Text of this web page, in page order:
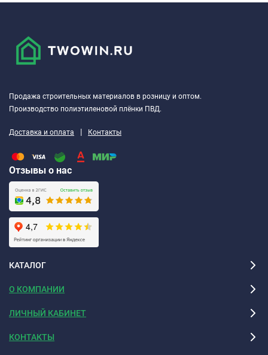
Продажа строительных материалов в розницу и оптом.
Производство полиэтиленовой плёнки ПВД.
Доставка и оплата | Контакты
Отзывы о нас
КАТАЛОГ
О КОМПАНИИ
ЛИЧНЫЙ КАБИНЕТ
КОНТАКТЫ